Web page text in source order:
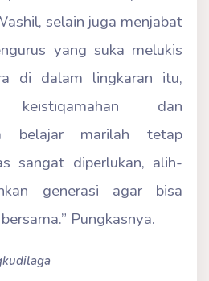
selain juga menjabat
yang suka melukis
di dalam lingkaran itu,
keistiqamahan dan
belajar marilah tetap
sangat diperlukan, alih-
generasi agar bisa
Pungkasnya.